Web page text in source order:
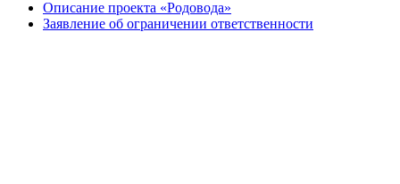
Описание проекта «Родовода»
Заявление об ограничении ответственности